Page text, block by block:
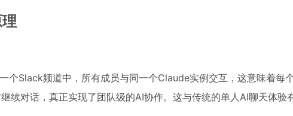
个Slack频道中，所有成员与同一个Claude实例交互，这意味着每
续对话，真正实现了团队级的AI协作。这与传统的单人AI聊天体验